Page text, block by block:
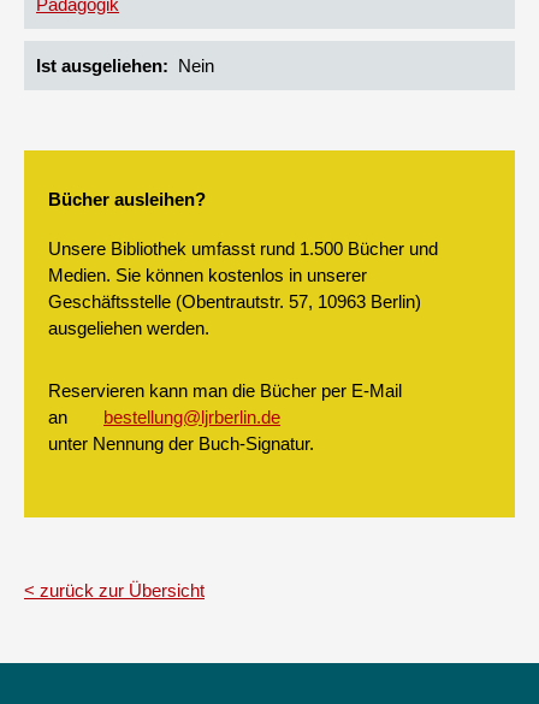
Pädagogik
Ist ausgeliehen Nein
Bücher ausleihen?
Unsere Bibliothek umfasst rund 1.500 Bücher und
Medien. Sie können kostenlos in unserer
Geschäftsstelle (Obentrautstr. 57, 10963 Berlin)
ausgeliehen werden.
Reservieren kann man die Bücher per E-Mail
an
bestellung@ljrberlin.de
unter Nennung der Buch-Signatur.
zurück zur Übersicht